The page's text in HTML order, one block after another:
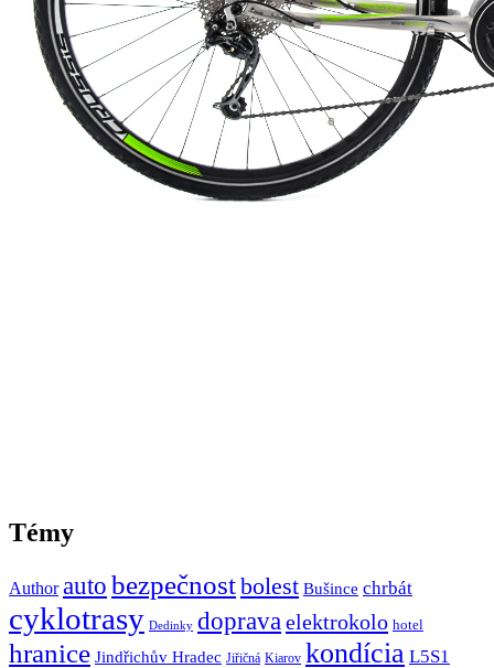
Témy
Author auto bezpečnostbolest Bušince chrbát
cyklotrasy Dedinky dopravaelektrokolo hotel
hranice Jindřichův Hradec Jiřičná Kiarov kondícia L5S1